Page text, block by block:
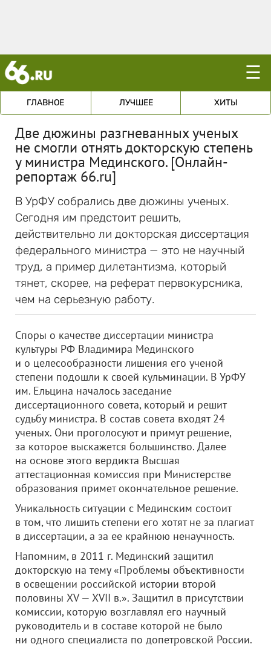
☰
ГЛАВНОЕ ЛУЧШЕЕ ХИТЫ
Две дюжины разгневанных ученых
не смогли отнять докторскую степень
у министра Мединского. [Онлайн-
репортаж 66.ru]
В УрФУ собрались две дюжины ученых.
Сегодня им предстоит решить,
действительно ли докторская диссертация
федерального министра — это не научный
труд, а пример дилетантизма, который
тянет, скорее, на реферат первокурсника,
чем на серьезную работу.
Споры о качестве диссертации министра
культуры РФ Владимира Мединского
и о целесообразности лишения его ученой
степени подошли к своей кульминации. В УрФУ
им. Ельцина началось заседание
диссертационного совета, который и решит
судьбу министра. В состав совета входят 24
ученых. Они проголосуют и примут решение,
за которое выскажется большинство. Далее
на основе этого вердикта Высшая
аттестационная комиссия при Министерстве
образования примет окончательное решение.
Уникальность ситуации с Мединским состоит
в том, что лишить степени его хотят не за плагиат
в диссертации, а за ее крайнюю ненаучность.
Напомним, в 2011 г. Мединский защитил
докторскую на тему «Проблемы объективности
в освещении российской истории второй
половины XV — XVII в.». Защитил в присутствии
комиссии, которую возглавлял его научный
руководитель и в составе которой не было
ни одного специалиста по допетровской России.